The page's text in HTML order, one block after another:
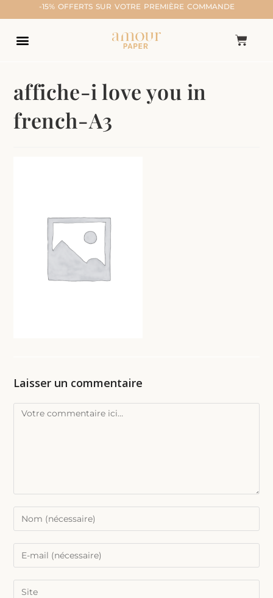
-15% OFFERTS SUR VOTRE PREMIÈRE COMMANDE
affiche-i love you in
french-A3
Laisser un commentaire